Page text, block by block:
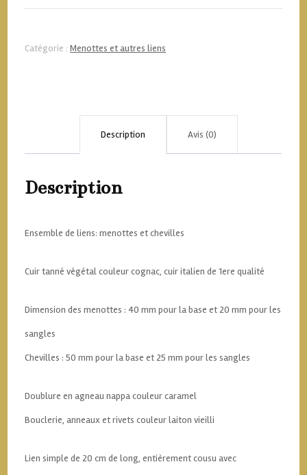
Bdsm
Catégorie :Menottes et autres liens
Description Avis (0)
Description
Ensemble de liens: menottes et chevilles
Cuir tanné végétal couleur cognac, cuir italien de 1ere qualité
Dimension des menottes : 40 mm pour la base et 20 mm pour les
sangles
Chevilles : 50 mm pour la base et 25 mm pour les sangles
Doublure en agneau nappa couleur caramel
Bouclerie, anneaux et rivets couleur laiton vieilli
Lien simple de 20 cm de long, entièrement cousu avec